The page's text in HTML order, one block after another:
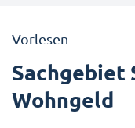
Vorlesen
Sachgebiet
Wohngeld